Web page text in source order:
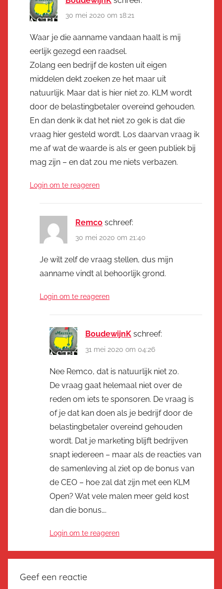
30 mei 2020 om 18:21
Waar je die aanname vandaan haalt is mij
eerlijk gezegd een raadsel.
Zolang een bedrijf de kosten uit eigen
middelen dekt zoeken ze het maar uit
natuurlijk. Maar dat is hier niet zo. KLM wordt
door de belastingbetaler overeind gehouden.
En dan denk ik dat het niet zo gek is dat die
vraag hier gesteld wordt. Los daarvan vraag ik
me af wat de waarde is als er geen publiek bij
mag zijn – en dat zou me niets verbazen.
Login om te reageren
Remco schreef:
30 mei 2020 om 21:40
Je wilt zelf de vraag stellen, dus mijn
aanname vindt al behoorlijk grond.
Login om te reageren
BoudewijnK schreef:
31 mei 2020 om 04:26
Nee Remco, dat is natuurlijk niet zo.
De vraag gaat helemaal niet over de
reden om iets te sponsoren. De vraag is
of je dat kan doen als je bedrijf door de
belastingbetaler overeind gehouden
wordt. Dat je marketing blijft bedrijven
snapt iedereen – maar als de reacties van
de samenleving al ziet op de bonus van
de CEO – hoe zal dat zijn met een KLM
Open? Wat vele malen meer geld kost
dan die bonus….
Login om te reageren
Geef een reactie